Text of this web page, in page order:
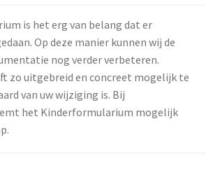
is het erg van belang dat er
Op deze manier kunnen wij de
nog verder verbeteren.
zo uitgebreid en concreet mogelijk te
van uw wijziging is. Bij
het Kinderformularium mogelijk